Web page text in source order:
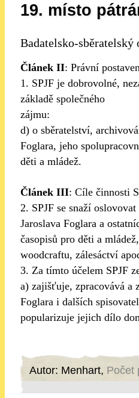
19. místo
Badatelsko-sběratelský
Článek II: Právní
1. SPJF je dobrovolné,
základě společného
zájmu:
d) o sběratelství,
Foglara, jeho
děti a mládež.
Článek III: Cíle činnosti
2. SPJF se snaží
Jaroslava Foglara a
časopisů pro děti a
woodcraftu, zálesáctví
3. Za tímto účelem SPJF
a) zajišťuje, zpracovává a
Foglara i dalších
popularizuje jejich dílo
Autor: Menhart, Počet